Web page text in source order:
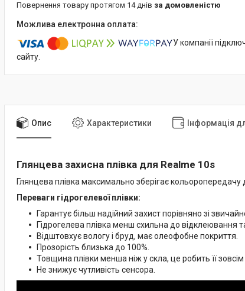
повернення товару протягом 14 днів за домовленістю
У компанії
сайту.
Опис Характеристики Інформація
Глянцева захисна плівка для Realme 10s
Глянцева плівка максимально зберігає
Переваги гідрогелевої плівки:
Гарантує більш надійний захист порівняно зі
Гідрогелева плівка менш схильна до відклеювання
Відштовхує вологу і бруд, має олеофобне покриття.
Прозорість близька до 100%.
Товщина плівки менша ніж у скла, це робить її
Не знижує чутливість сенсора.